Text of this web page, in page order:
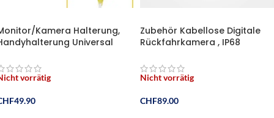
Kamera Halterung,
Universal
vorrätig
49.90
Zubehör Kabellose Digitale
Rückfahrkamera , IP68
Rückfahrkamera mit
Nachtsicht
Nicht vorrätig
CHF89.00